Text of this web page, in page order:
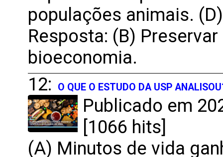
populações animais.
Resposta: (B)
bioeconomia.
12:
O QUE O ESTUDO DA USP
Publicado em
[1066 hits]
(A) Minutos de vida